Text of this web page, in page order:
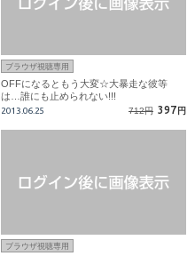
ブラウザ視聴専用
OFFになるともう大変☆大暴走な彼等
は…誰にも止められない!!!
2013.06.25 712円 397 円
ブラウザ視聴専用